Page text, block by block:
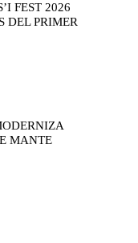
FEST 2026
DEL PRIMER
MANTE